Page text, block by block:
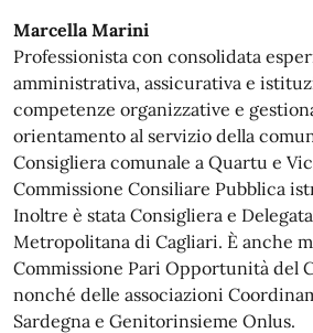
Marcella Marini
Professionista con consolidata
amministrativa, assicurativa e
competenze organizzative e
orientamento al servizio della
Consigliera comunale a Quartu e
Commissione Consiliare Pubblica
Inoltre è stata Consigliera e
Metropolitana di Cagliari. È anche
Commissione Pari Opportunità del
nonché delle associazioni
Sardegna e Genitorinsieme Onlus.